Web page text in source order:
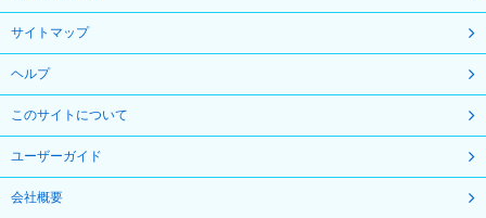
サイトマップ
ヘルプ
このサイトについて
ユーザーガイド
会社概要